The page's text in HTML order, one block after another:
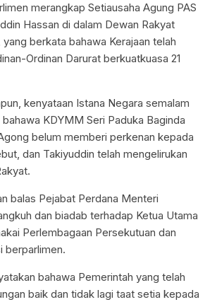
merangkap Setiausaha Agung PAS
Hassan di dalam Dewan Rakyat
yang berkata bahawa Kerajaan telah
Ordinan Darurat berkuatkuasa 21
kenyataan Istana Negara semalam
KDYMM Seri Paduka Baginda
belum memberi perkenan kepada
dan Takiyuddin telah mengelirukan
balas Pejabat Perdana Menteri
dan biadab terhadap Ketua Utama
Perlembagaan Persekutuan dan
berparlimen.
bahawa Pemerintah yang telah
baik dan tidak lagi taat setia kepada